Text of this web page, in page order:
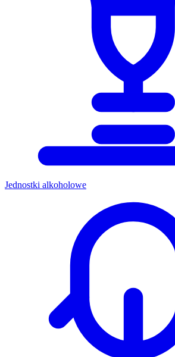
Jednostki alkoholowe